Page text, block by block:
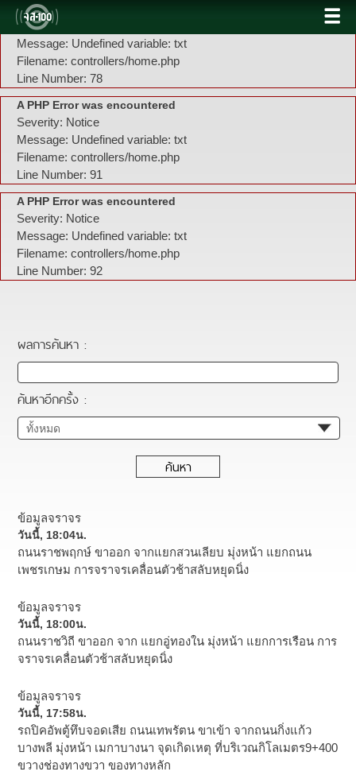
A PHP Error was encountered
Severity: Notice
Message: Undefined variable: txt
Filename: controllers/home.php
Line Number: 78
A PHP Error was encountered
Severity: Notice
Message: Undefined variable: txt
Filename: controllers/home.php
Line Number: 91
A PHP Error was encountered
Severity: Notice
Message: Undefined variable: txt
Filename: controllers/home.php
Line Number: 92
ผลการค้นหา :
ค้นหาอีกครั้ง :
ข้อมูลจราจร
วันนี้, 18:04น.
ถนนราชพฤกษ์ ขาออก จากแยกสวนเลียบ มุ่งหน้า แยกถนน
เพชรเกษม การจราจรเคลื่อนตัวช้าสลับหยุดนิ่ง
ข้อมูลจราจร
วันนี้, 18:00น.
ถนนราชวิถี ขาออก จาก แยกอู่ทองใน มุ่งหน้า แยกการเรือน การ
จราจรเคลื่อนตัวช้าสลับหยุดนิ่ง
ข้อมูลจราจร
วันนี้, 17:58น.
รถปิคอัพตู้ทึบจอดเสีย ถนนเทพรัตน ขาเข้า จากถนนกิ่งแก้ว
บางพลี มุ่งหน้า เมกาบางนา จุดเกิดเหตุ ที่บริเวณกิโลเมตร9+400
ขวางช่องทางขวา ของทางหลัก